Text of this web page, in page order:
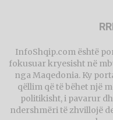
InfoShqip.com është
fokusuar kryesisht në
nga Maqedonia. Ky
qëllim që të bëhet një
politikisht, i pavarur
ndershmëri të zhvillojë